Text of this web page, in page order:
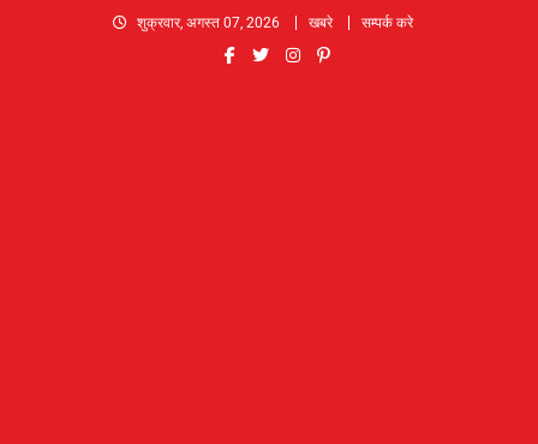
शुक्रवार, अगस्त 07, 2026 खबरे सम्पर्क करे